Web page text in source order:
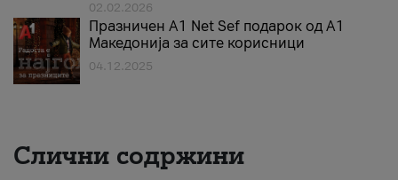
02.02.2026
Празничен A1 Net Sеf подарок од А1
Македонија за сите корисници
04.12.2025
Слични содржини